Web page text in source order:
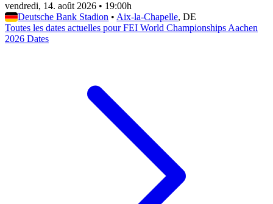
vendredi, 14. août 2026 • 19:00h
Deutsche Bank Stadion • Aix-la-Chapelle, DE
Toutes les dates actuelles pour FEI World Championships Aachen
2026 Dates